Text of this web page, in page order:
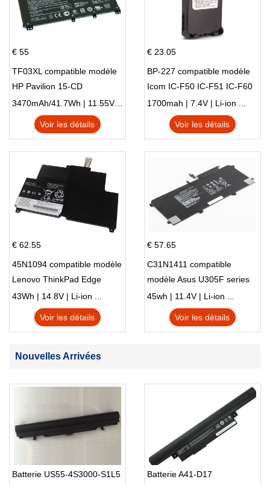
€ 55
TF03XL compatible modèle
HP Pavilion 15-CD
3470mAh/41.7Wh | 11.55V | Li-ion ...
Voir les détails
€ 23.05
BP-227 compatible modèle
Icom IC-F50 IC-F51 IC-F60
IC-F61 IC-M87
1700mah | 7.4V | Li-ion ...
Voir les détails
€ 62.55
45N1094 compatible modèle
Lenovo ThinkPad Edge
S230u Twist
43Wh | 14.8V | Li-ion ...
Voir les détails
€ 57.65
C31N1411 compatible
modèle Asus U305F series
45wh | 11.4V | Li-ion ...
Voir les détails
Nouvelles Arrivées
Batterie US55-4S3000-S1L5
Batterie A41-D17